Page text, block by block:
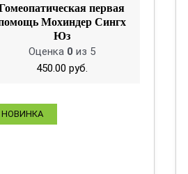
НОВИНКА
первая
Мохиндер Сингх
Юз
Оценка 0 из 5
450.00 руб.